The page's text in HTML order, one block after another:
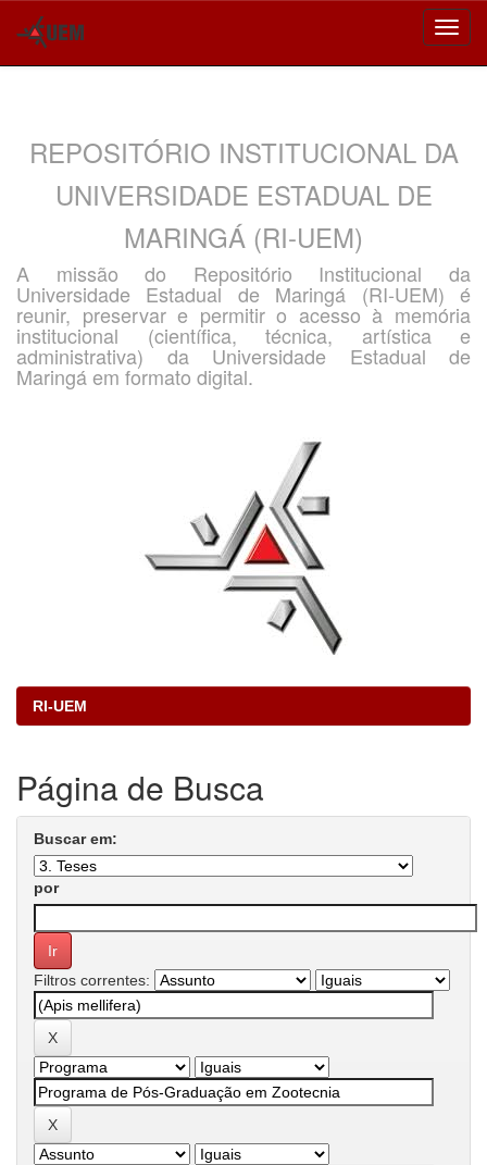
REPOSITÓRIO INSTITUCIONAL DA
UNIVERSIDADE ESTADUAL DE
MARINGÁ (RI-UEM)
A missão do Repositório Institucional da
Universidade Estadual de Maringá (RI-UEM) é
reunir, preservar e permitir o acesso à memória
institucional (científica, técnica, artística e
administrativa) da Universidade Estadual de
Maringá em formato digital.
RI-UEM
Página de Busca
Buscar em:
por
Filtros correntes: